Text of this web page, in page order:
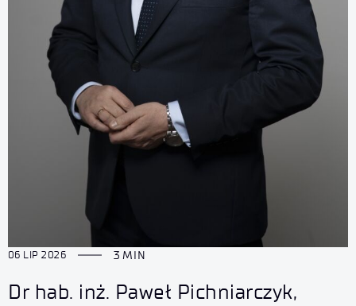
06 LIP 2026 3 MIN
Dr hab. inż. Paweł Pichniarczyk,